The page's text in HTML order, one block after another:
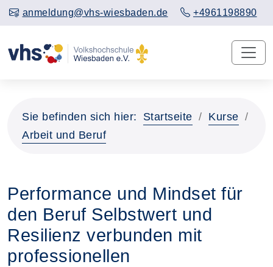
anmeldung@vhs-wiesbaden.de +4961198890
Sie befinden sich hier: Startseite
Kurse
Arbeit und Beruf
Performance und Mindset für
den Beruf Selbstwert und
Resilienz verbunden mit
professionellen